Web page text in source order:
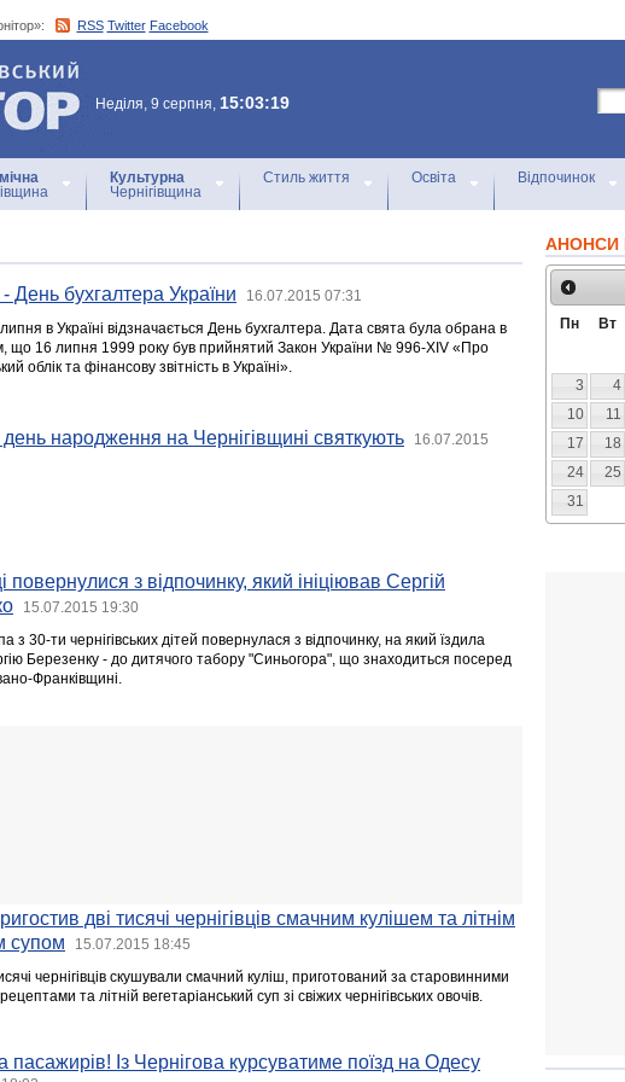
RSS Twitter Facebook
Неділя, 9 серпня, 15:03:19
Культурна
Чернігівщина
Стиль життя Освіта Відпочинок
День бухгалтера України 16.07.2015 07:31
в Україні відзначається День бухгалтера. Дата свята була обрана в
що 16 липня 1999 року був прийнятий Закон України № 996-XIV «Про
облік та фінансову звітність в Україні».
народження на Чернігівщині святкують
16.07.2015
повернулися з відпочинку, який ініціював Сергій
15.07.2015 19:30
з 30-ти чернігівських дітей повернулася з відпочинку, на який їздила
Березенку - до дитячого табору "Синьогора", що знаходиться посеред
Франківщині.
дві тисячі чернігівців смачним кулішем та літнім
супом
15.07.2015 18:45
чернігівців скушували смачний куліш, приготований за старовинними
та літній вегетаріанський суп зі свіжих чернігівських овочів.
пасажирів! Із Чернігова курсуватиме поїзд на Одесу
АНОНСИ
Пн Вт
3
4
10
11
17
18
24
25
31